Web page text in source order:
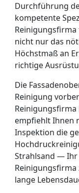
Durchführung
kompetente
nicht nur das
Höchstmaß an
richtige
Die
Reinigung
empfiehlt Ihnen
Inspektion die
Strahlsand — Ihr
lange